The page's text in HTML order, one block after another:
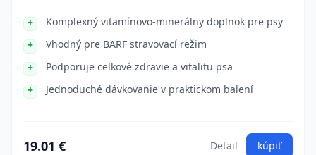
Komplexný vitamínovo-minerálny doplnok pre psy
Vhodný pre BARF stravovací režim
Podporuje celkové zdravie a vitalitu psa
Jednoduché dávkovanie v praktickom balení
19.01 € Detail kúpiť